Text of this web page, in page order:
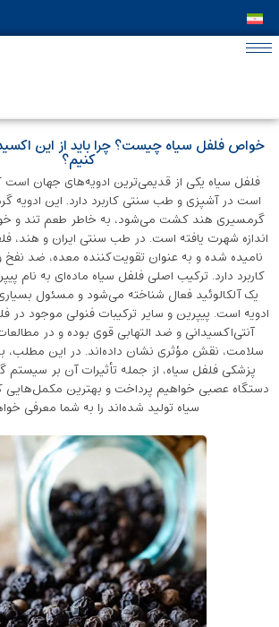
خواص فلفل سیاه چیست؟ چرا باید از این
کنیم؟
است در آشپزی و طب سنتی کاربرد دارد. این ادویه
گرمسیری هند کشت می‌شود، به خاطر طعم تند و
اندازه شهرت یافته است. در طب سنتی ایران و هند،
نامیده شده و به‌ عنوان تقویت‌کننده معده، ضد نفخ
کاربرد دارد. ترکیب اصلی فلفل سیاه ماده‌ای به نام
یک آلکالوئید فعال شناخته می‌شود و مسئول
ادویه است. پیپرین و سایر ترکیبات فنولی موجود در
آنتی‌اکسیدانی و ضد التهابی قوی بوده و در
سلامت، نقش مؤثری نشان داده‌اند. در این مطلب،
پزشکی فلفل سیاه، از جمله تأثیرات آن بر سیستم
دستگاه عصبی خواهیم پرداخت و بهترین مکمل‌هایی
سیاه تولید شده‌اند را به شما معرفی